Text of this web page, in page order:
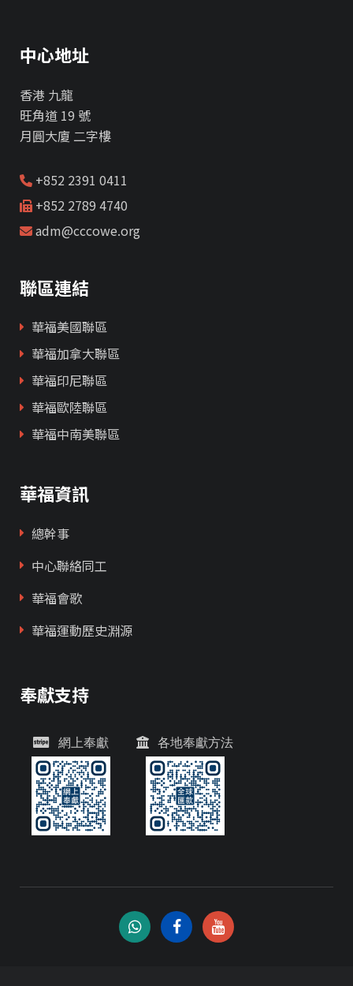
中心地址
香港 九龍
旺角道 19 號
月圓大廈 二字樓
+852 2391 0411
+852 2789 4740
adm@cccowe.org
聯區連結
華福美國聯區
華福加拿大聯區
華福印尼聯區
華福歐陸聯區
華福中南美聯區
華福資訊
總幹事
中心聯絡同工
華福會歌
華福運動歷史淵源
奉獻支持
網上奉獻 各地奉獻方法